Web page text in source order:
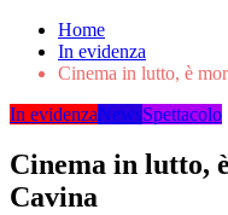
Home
In evidenza
Cinema in lutto, è
In evidenzaNewsSpettacolo
Cinema in lutto,
Cavina